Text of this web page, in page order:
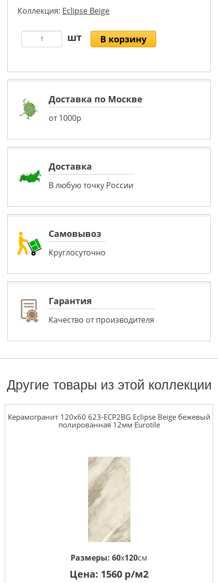
Коллекция: Eclipse Beige
В корзину
Доставка по Москве
от 1000р
Доставка
В любую точку России
Самовывоз
Круглосуточно
Гарантия
Качество от производителя
Другие товары из этой коллекции
Керамогранит 120x60 623-ECP2BG Eclipse Beige бежевый
полированная 12мм Eurotile
Размеры: 60x120см
Цена: 1560 р/м2